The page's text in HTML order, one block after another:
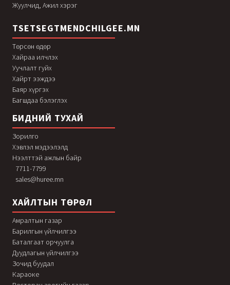
Жуулчид, Ажил хэрэг
TSETSEGTMENDCHILGEE.MN
Төрсөн өдөр
Хайраа илчлэх
Уучлалт гуйх
Хайрт ээждээ
Баяр хүргэх
Багшдаа бэлэглэх
БИДНИЙ ТУХАЙ
Зорилго
Хэвлэл мэдээлэлд
Нээлттэй ажлын байр
7711-7799
sales@huree.mn
ХАЙЛТЫН ТӨРӨЛ
Амралтын газар
Барилгын үйлчилгээ
Баталгаат орчуулга
Дуудлагын үйлчилгээ
Зочид буудал
Караоке